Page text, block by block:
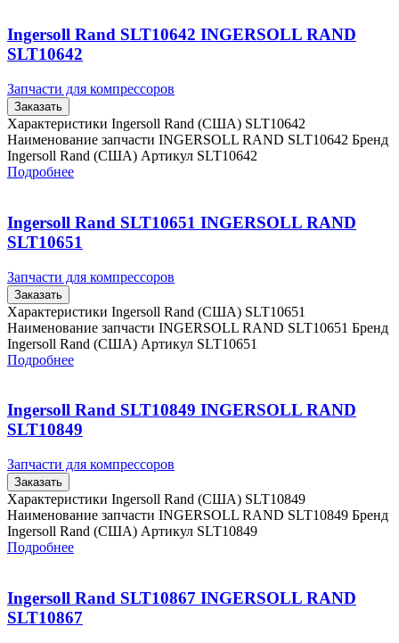
Ingersoll Rand SLT10642 INGERSOLL RAND
SLT10642
Запчасти для компрессоров
Заказать
Характеристики Ingersoll Rand (США) SLT10642
Наименование запчасти INGERSOLL RAND SLT10642 Бренд
Ingersoll Rand (США) Артикул SLT10642
Подробнее
Ingersoll Rand SLT10651 INGERSOLL RAND
SLT10651
Запчасти для компрессоров
Заказать
Характеристики Ingersoll Rand (США) SLT10651
Наименование запчасти INGERSOLL RAND SLT10651 Бренд
Ingersoll Rand (США) Артикул SLT10651
Подробнее
Ingersoll Rand SLT10849 INGERSOLL RAND
SLT10849
Запчасти для компрессоров
Заказать
Характеристики Ingersoll Rand (США) SLT10849
Наименование запчасти INGERSOLL RAND SLT10849 Бренд
Ingersoll Rand (США) Артикул SLT10849
Подробнее
Ingersoll Rand SLT10867 INGERSOLL RAND
SLT10867